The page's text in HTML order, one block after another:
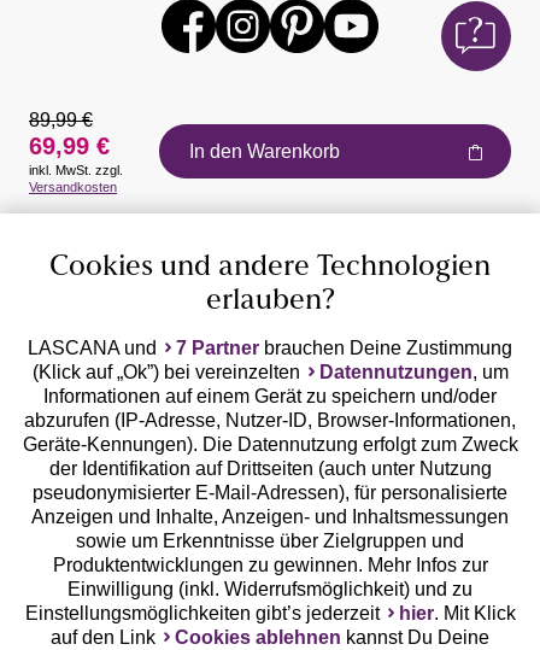
Auszeichnungen
Geprüfte Sicherheit
Unsere Apps
89,99 €
69,99 €
inkl. MwSt. zzgl.
Versandkosten
In den Warenkorb
Cookies und andere Technologien
erlauben?
LASCANA und 7 Partner brauchen Deine Zustimmung
(Klick auf „Ok”) bei vereinzelten
Datennutzungen, um
Informationen auf einem Gerät zu speichern und/oder
abzurufen (IP-Adresse, Nutzer-ID, Browser-Informationen,
Geräte-Kennungen). Die Datennutzung erfolgt zum Zweck
der Identifikation auf Drittseiten (auch unter Nutzung
pseudonymisierter E-Mail-Adressen), für personalisierte
Anzeigen und Inhalte, Anzeigen- und Inhaltsmessungen
sowie um Erkenntnisse über Zielgruppen und
Produktentwicklungen zu gewinnen. Mehr Infos zur
Einwilligung (inkl. Widerrufsmöglichkeit) und zu
Einstellungsmöglichkeiten gibt’s jederzeit
hier. Mit Klick
auf den Link
Cookies ablehnen kannst Du Deine